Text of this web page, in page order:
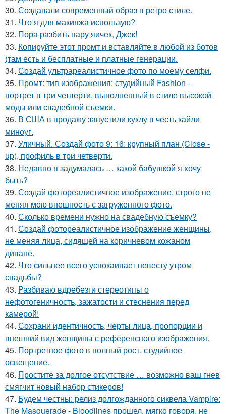
30. Создавали современный образ в ретро стиле.
31. Что я для макияжа использую?
32. Пора разбить пару яичек, Джек!
33. Копируйте этот промт и вставляйте в любой из ботов
(там есть и бесплатные и платные генерации.
34. Создай ультрареалистичное фото по моему селфи.
35. Промт: тип изображения: студийный Fashion -
портрет в три четверти, выполненный в стиле высокой
моды или свадебной съемки.
36. В США в продажу запустили куклу в честь кайли
миноуг.
37. Уличный. Создай фото 9: 16: крупный план (Close -
up), профиль в три четверти.
38. Недавно я задумалась … какой бабушкой я хочу
быть?
39. Создай фотореалистичное изображение, строго не
меняя мою внешность с загруженного фото.
40. Сколько времени нужно на свадебную съемку?
41. Создай фотореалистичное изображение женщины,
не меняя лица, сидящей на коричневом кожаном
диване.
42. Что сильнее всего успокаивает невесту утром
свадьбы?
43. Разбиваю вдребезги стереотипы о
нефотогеничность, зажатости и стеснения перед
камерой!
44. Сохрани идентичность, черты лица, пропорции и
внешний вид женщины с референсного изображения.
45. Портретное фото в полный рост, студийное
освещение.
46. Простите за долгое отсутствие … возможно ваш гнев
смягчит новый набор стикеров!
47. Будем честны: релиз долгожданного сиквела Vampire:
The Masquerade - Bloodlines прошел, мягко говоря, не